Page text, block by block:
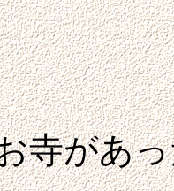
があっ